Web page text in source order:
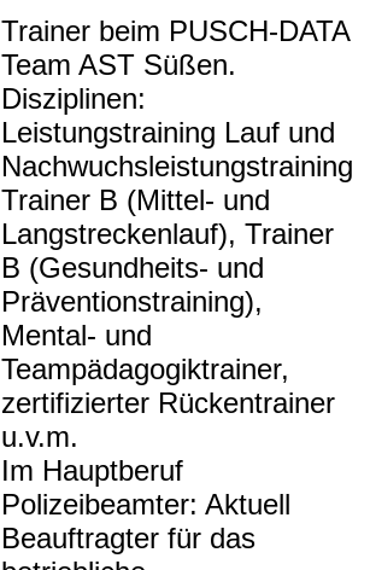
Trainer beim PUSCH-DATA
Team AST Süßen.
Disziplinen:
Leistungstraining Lauf und
Nachwuchsleistungstraining
Trainer B (Mittel- und
Langstreckenlauf), Trainer
B (Gesundheits- und
Präventionstraining),
Mental- und
Teampädagogiktrainer,
zertifizierter Rückentrainer
u.v.m.
Im Hauptberuf
Polizeibeamter: Aktuell
Beauftragter für das